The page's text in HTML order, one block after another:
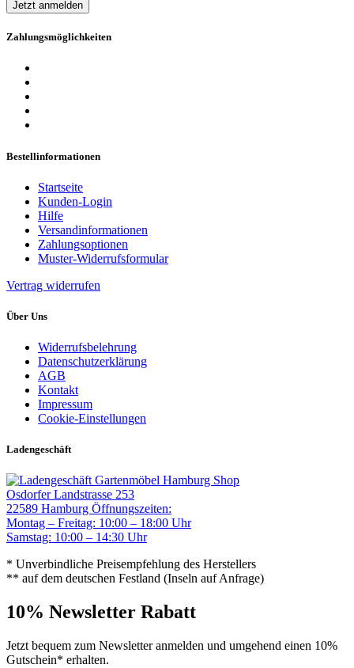
Jetzt anmelden
Zahlungsmöglichkeiten
Bestellinformationen
Startseite
Kunden-Login
Hilfe
Versandinformationen
Zahlungsoptionen
Muster-Widerrufsformular
Vertrag widerrufen
Über Uns
Widerrufsbelehrung
Datenschutzerklärung
AGB
Kontakt
Impressum
Cookie-Einstellungen
Ladengeschäft
Gartenmöbel Hamburg Shop
Osdorfer Landstrasse 253
22589 Hamburg Öffnungszeiten:
Montag – Freitag: 10:00 – 18:00 Uhr
Samstag: 10:00 – 14:30 Uhr
* Unverbindliche Preisempfehlung des Herstellers
** auf dem deutschen Festland (Inseln auf Anfrage)
10% Newsletter Rabatt
Jetzt bequem zum Newsletter anmelden und umgehend einen 10%
Gutschein* erhalten.